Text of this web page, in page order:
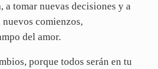
a tomar nuevas decisiones y a
comienzos,
del amor.
porque todos serán en tu